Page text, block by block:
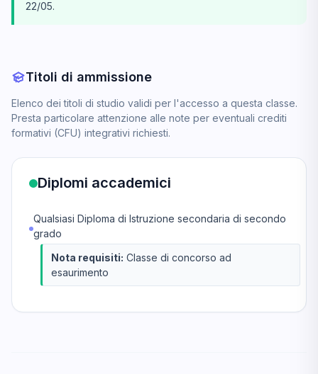
22/05.
Titoli di ammissione
Elenco dei titoli di studio validi per l'accesso a questa classe.
Presta particolare attenzione alle note per eventuali crediti
formativi (CFU) integrativi richiesti.
Diplomi accademici
Qualsiasi Diploma di Istruzione secondaria di secondo
grado
Nota requisiti: Classe di concorso ad
esaurimento